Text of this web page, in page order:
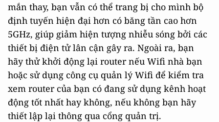
mắn thay, bạn vẫn có thể trang bị cho mình bộ
định tuyến hiện đại hơn có băng tần cao hơn
5GHz, giúp giảm hiện tượng nhiễu sóng bởi các
thiết bị điện tử lân cận gây ra. Ngoài ra, bạn
hãy thử khởi động lại router nếu Wifi nhà bạn
hoặc sử dụng công cụ quản lý Wifi để kiểm tra
xem router của bạn có đang sử dụng kênh hoạt
động tốt nhất hay không, nếu không bạn hãy
thiết lập lại thông qua cổng quản trị.